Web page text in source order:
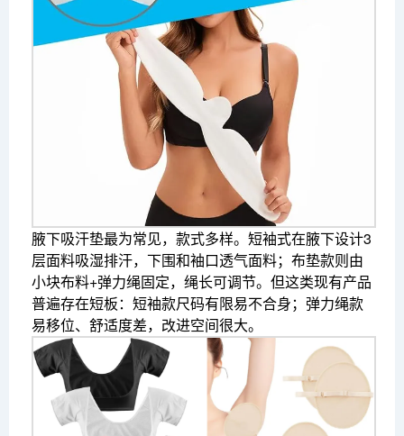
腋下吸汗垫最为常见，款式多样。短袖式在腋下设计3
层面料吸湿排汗，下围和袖口透气面料；布垫款则由
小块布料+弹力绳固定，绳长可调节。但这类现有产品
普遍存在短板：短袖款尺码有限易不合身；弹力绳款
易移位、舒适度差，改进空间很大。